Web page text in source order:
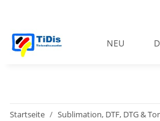
NEU
Startseite Sublimation, DTF, DTG &